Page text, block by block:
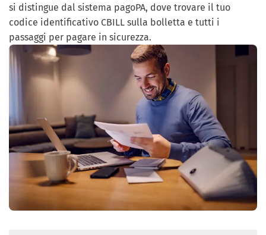
si distingue dal sistema pagoPA, dove trovare il tuo
codice identificativo CBILL sulla bolletta e tutti i
passaggi per pagare in sicurezza.